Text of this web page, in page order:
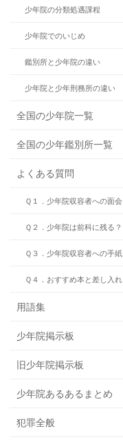
少年院の分類処遇課程
少年院でのいじめ
鑑別所と少年院の違い
少年院と少年刑務所の違い
全国の少年院一覧
全国の少年鑑別所一覧
よくある質問
Ｑ１．少年院収容者への面会
Ｑ２．少年院は前科に残る？
Ｑ３．少年院収容者への手紙
Ｑ４．おすすめ本と差し入れ
用語集
少年院掲示板
旧少年院掲示板
少年院あるあるまとめ
犯罪全般